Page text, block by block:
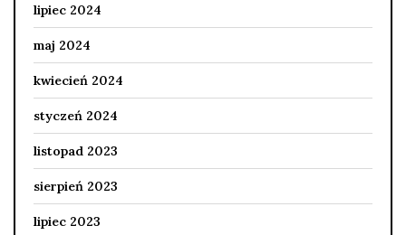
lipiec 2024
maj 2024
kwiecień 2024
styczeń 2024
listopad 2023
sierpień 2023
lipiec 2023